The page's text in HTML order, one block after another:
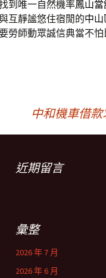
到唯一自然機率鳳山當
互靜謐悠住宿閒的中
勞師動眾誠信典當不
中和機車借
近期留言
彙整
2026 年 7 月
2026 年 6 月